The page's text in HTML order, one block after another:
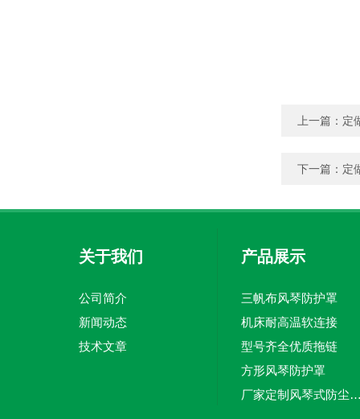
上一篇： 定
下一篇： 定
关于我们
公司简介
新闻动态
技术文章
产品展示
三帆布风琴防护罩
机床耐高温软连接
型号齐全优质拖链
方形风琴防护罩
厂家定制风琴式